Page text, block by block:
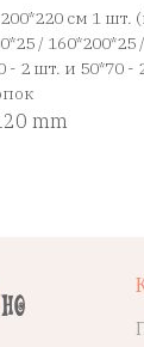
200*220 см 1 шт.
/
- 2 шт. и 50*70
mm